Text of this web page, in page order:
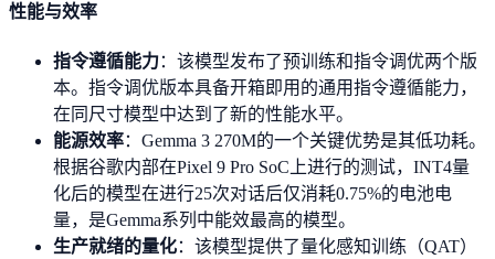
性能与效率
指令遵循能力：该模型发布了预训练和指令调优两个版
本。指令调优版本具备开箱即用的通用指令遵循能力，
在同尺寸模型中达到了新的性能水平。
能源效率：Gemma 3 270M的一个关键优势是其低功耗。
根据谷歌内部在Pixel 9 Pro SoC上进行的测试，INT4量
化后的模型在进行25次对话后仅消耗0.75%的电池电
量，是Gemma系列中能效最高的模型。
生产就绪的量化：该模型提供了量化感知训练（QAT）